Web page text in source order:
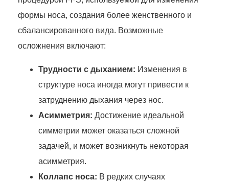
формы носа, создания более женственного и
сбалансированного вида. Возможные
осложнения включают:
Трудности с дыханием: Изменения в
структуре носа иногда могут привести к
затруднению дыхания через нос.
Асимметрия: Достижение идеальной
симметрии может оказаться сложной
задачей, и может возникнуть некоторая
асимметрия.
Коллапс носа: В редких случаях